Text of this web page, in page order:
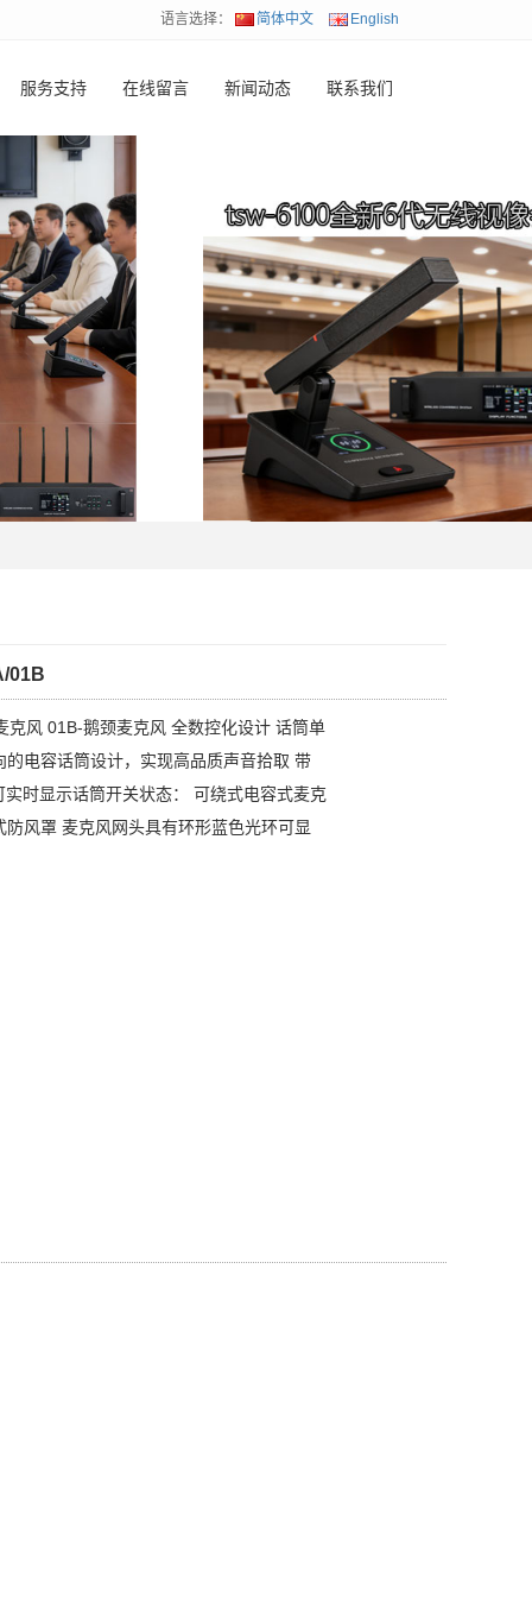
语言选择： 简体中文 English
服务支持 在线留言 新闻动态 联系我们
01B
克风 01B-鹅颈麦克风 全数控化设计 话筒单
的电容话筒设计，实现高品质声音拾取 带
实时显示话筒开关状态： 可绕式电容式麦克
防风罩 麦克风网头具有环形蓝色光环可显